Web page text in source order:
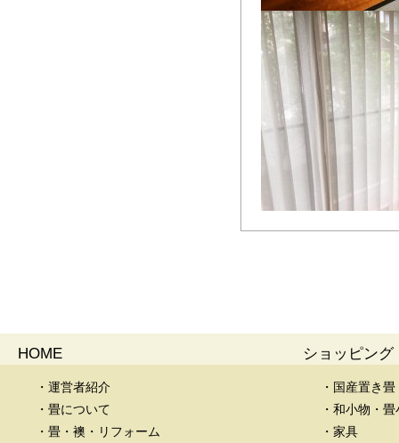
HOME
・運営者紹介
・畳について
・畳・襖・リフォーム
ショッピング
・国産置き
・和小物・
・家具